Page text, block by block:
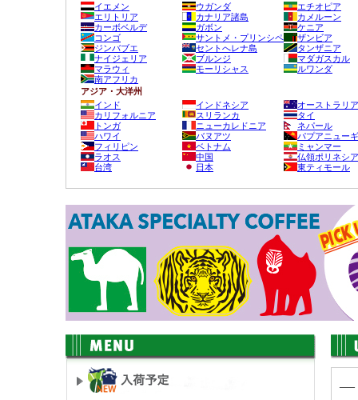
イエメン
ウガンダ
エチオピア
エリトリア
カナリア諸島
カメルーン
カーボベルデ
ガボン
ケニア
コンゴ
サントメ・プリンシペ
ザンビア
ジンバブエ
セントへレナ島
タンザニア
ナイジェリア
ブルンジ
マダガスカル
マラウィ
モーリシャス
ルワンダ
南アフリカ
アジア・大洋州
インド
インドネシア
オーストラリア
カリフォルニア
スリランカ
タイ
トンガ
ニューカレドニア
ネパール
ハワイ
バヌアツ
パプアニュー
フィリピン
ベトナム
ミャンマー
ラオス
中国
仏領ポリネシア
台湾
日本 東ティモール
―